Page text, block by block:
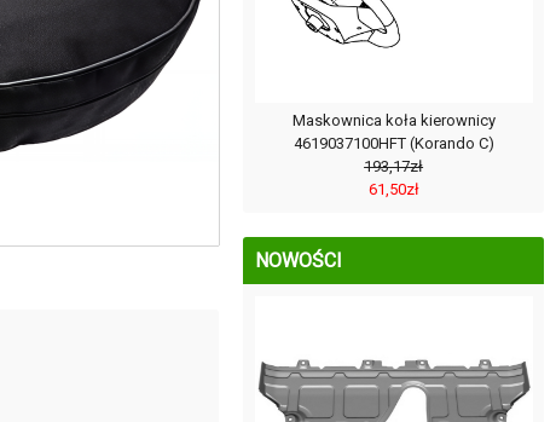
Maskownica koła kierownicy
4619037100HFT (Korando C)
193,17zł
61,50zł
NOWOŚCI